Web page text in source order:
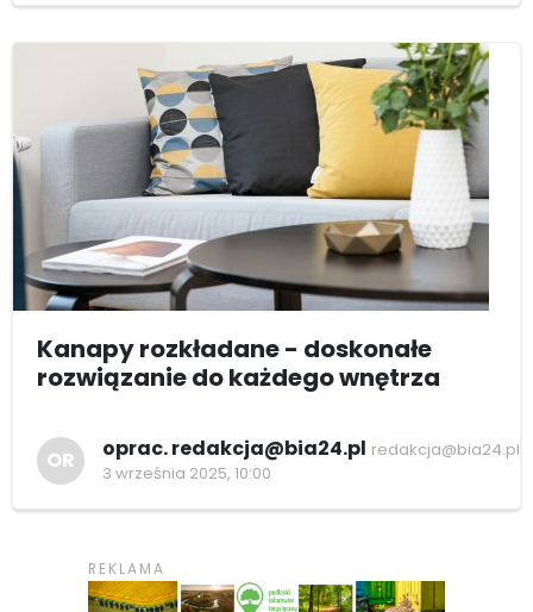
Kanapy rozkładane - doskonałe
rozwiązanie do każdego wnętrza
OR oprac. redakcja@bia24.pl redakcja@bia24.pl
3 września 2025, 10:00